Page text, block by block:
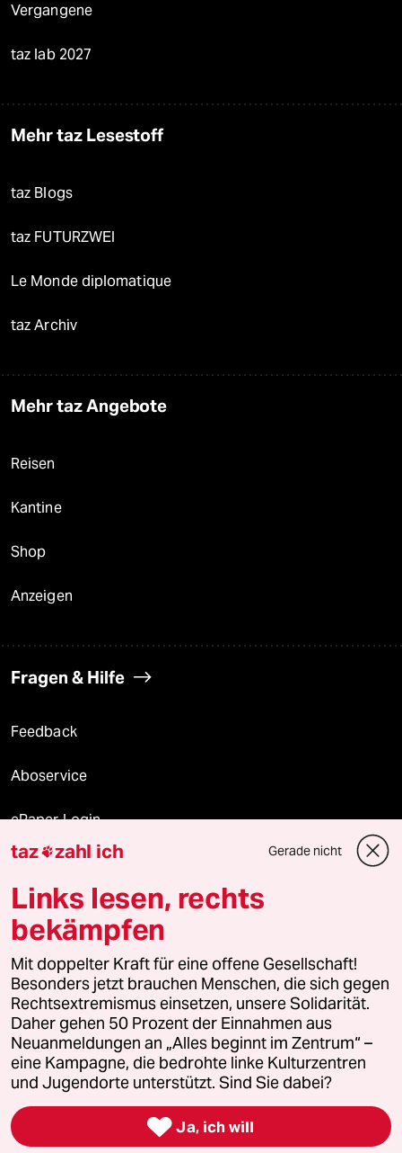
Vergangene
taz lab 2027
Mehr taz Lesestoff
taz Blogs
taz FUTURZWEI
Le Monde diplomatique
taz Archiv
Mehr taz Angebote
Reisen
Kantine
Shop
Anzeigen
Fragen & Hilfe
Feedback
Aboservice
ePaper Login
Downloads für Abonnierende
© 2026 taz Verlags und Vertriebs GmbH
Alle Rechte vorbehalten. Bei rechtlichen Fragen oder für Genehmigungen
wenden Sie sich bitte an
lizenzen@taz.de
Feedback Redaktionsstatut Kommune-Richtlinien
Leitlinie Informant Datenschutz Impressum AGB
Seitenwende Einwilligungen widerrufen (Ads)
taz zahl ich Gerade nicht
Links lesen, rechts
bekämpfen
Mit doppelter Kraft für eine offene Gesellschaft!
Besonders jetzt brauchen Menschen, die sich gegen
Rechtsextremismus einsetzen, unsere Solidarität.
Daher gehen 50 Prozent der Einnahmen aus
Neuanmeldungen an „Alles beginnt im Zentrum“ –
eine Kampagne, die bedrohte linke Kulturzentren
und Jugendorte unterstützt. Sind Sie dabei?
 Ja, ich will